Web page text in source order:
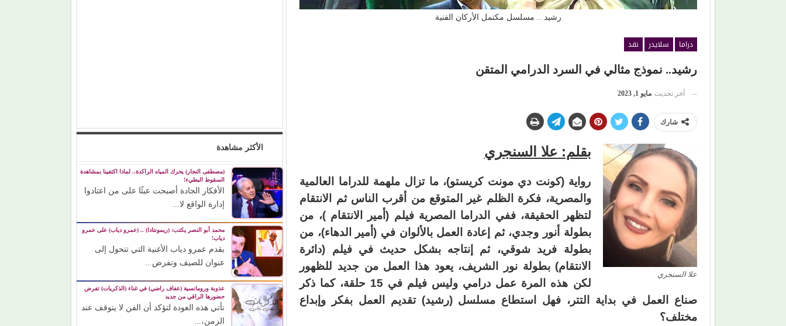
رشيد .. مسلسل مكتمل الأركان الفنية
دراما سلايدر
نقد
رشيد.. نموذج مثالي في السرد الدرامي المتقن
آخر تحديث مايو 1, 2023
شارك
علا السنجري
بقلم: علا السنجري
رواية (كونت دي مونت كريستو)، ما تزال ملهمة للدراما العالمية
والمصرية، فكرة الظلم غير المتوقع من أقرب الناس ثم الانتقام
لتظهر الحقيقة، ففي الدراما المصرية فيلم (أمير الانتقام )، من
بطولة أنور وجدي، ثم إعادة العمل بالألوان في (أمير الدهاء)، من
بطولة فريد شوقي، ثم إنتاجه بشكل حديث في فيلم (دائرة
الانتقام) بطولة نور الشريف، يعود هذا العمل من جديد للظهور
لكن هذه المرة عمل درامي وليس فيلم في 15 حلقة، كما ذكر
صناع العمل في بداية التتر، فهل استطاع مسلسل (رشيد) تقديم العمل بفكر وإبداع
مختلف؟
الأكثر مشاهدة
(مصطفى النجار) يحرك المياه الراكدة.. لماذا اكتفينا بمشاهدة
السقوط البطيء!
الأفكار الجادة أصبحت عبئًا على من اعتادوا
إدارة الواقع لا...
محمد أبو النصر يكتب: (ريمونتادا) .. (عمرو دياب) على عمرو
دياب!
يقدم عمرو دياب الأغنية التي تتحول إلى
عنوان للصيف وتفرض...
عذوبة ورومانسية (عفاف راضي) في غناء (الذكريات) تفرض
حضورها الراقي من جديد
تأتي هذه العودة لتؤكد أن الفن لا يتوقف عند
الزمن،...